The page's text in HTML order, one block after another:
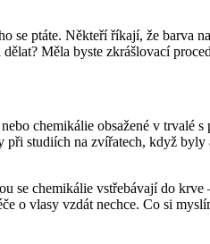
se ptáte. Někteří říkají, že barva
Měla byste zkrášlovací
chemikálie obsažené v trvalé
studiích na zvířatech, když
chemikálie vstřebávají do
o vlasy vzdát nechce. Co si